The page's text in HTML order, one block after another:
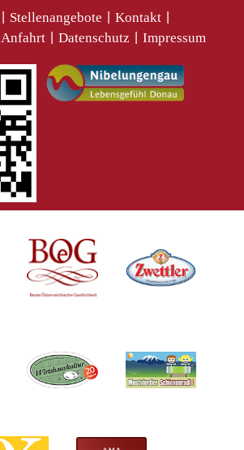
Stellenangebote Kontakt
Anfahrt Datenschutz Impressum